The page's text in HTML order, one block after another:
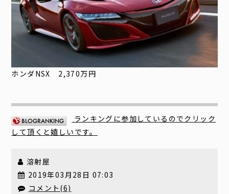
ホンダNSX 2,370万円
ランキングに参加しているのでクリック
して頂くと嬉しいです。
溶射屋
2019年03月28日 07:03
コメント(6)